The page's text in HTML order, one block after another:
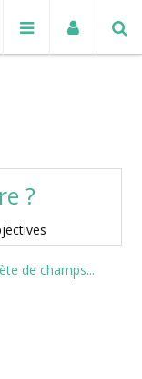
?
de champs...